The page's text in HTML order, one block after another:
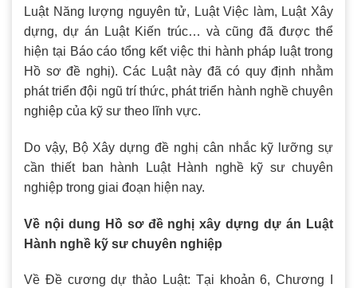
Luật Năng lượng nguyên tử, Luật Việc làm, Luật Xây
dựng, dự án Luật Kiến trúc… và cũng đã được thể
hiện tại Báo cáo tổng kết việc thi hành pháp luật trong
Hồ sơ đề nghị). Các Luật này đã có quy định nhằm
phát triển đội ngũ trí thức, phát triển hành nghề chuyên
nghiệp của kỹ sư theo lĩnh vực.
Do vậy, Bộ Xây dựng đề nghị cân nhắc kỹ lưỡng sự
cần thiết ban hành Luật Hành nghề kỹ sư chuyên
nghiệp trong giai đoạn hiện nay.
Về nội dung Hồ sơ đề nghị xây dựng dự án Luật
Hành nghề kỹ sư chuyên nghiệp
Về Đề cương dự thảo Luật: Tại khoản 6, Chương I